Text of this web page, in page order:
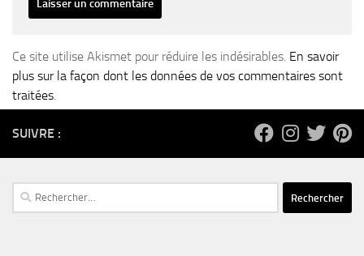
Ce site utilise Akismet pour réduire les indésirables. En savoir
plus sur la façon dont les données de vos commentaires sont
traitées.
SUIVRE :
Rechercher :